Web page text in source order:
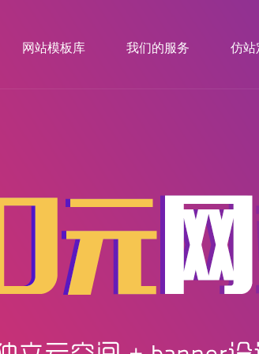
网站模板库 我们的服务 仿站